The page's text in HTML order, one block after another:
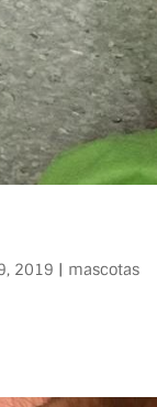
2019 | mascotas